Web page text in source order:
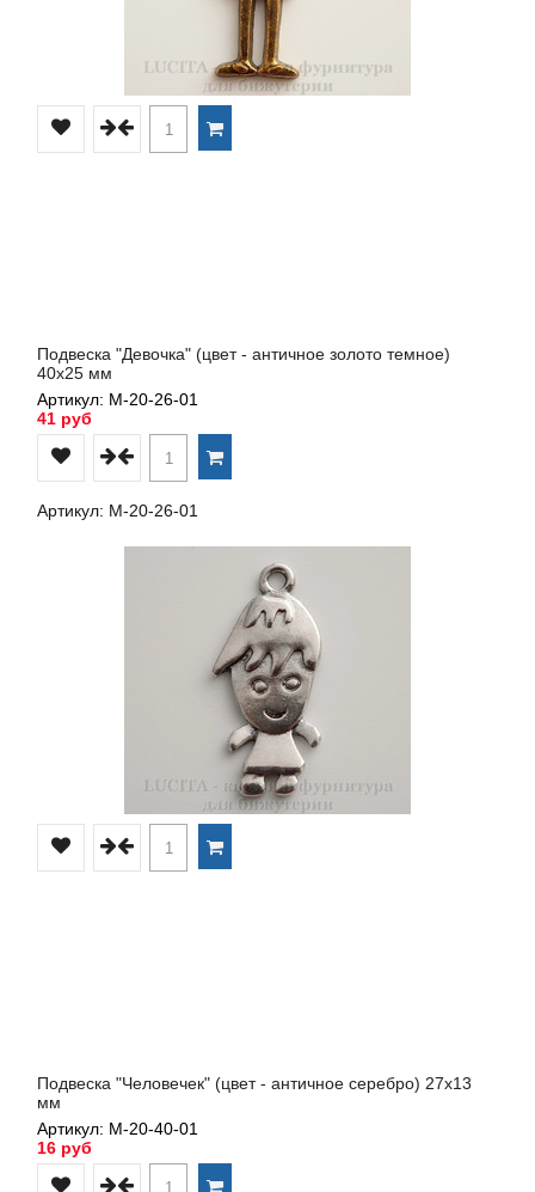
Подвеска "Девочка" (цвет - античное золото темное)
40х25 мм
Артикул: М-20-26-01
41 руб
Артикул: М-20-26-01
Подвеска "Человечек" (цвет - античное серебро) 27х13
мм
Артикул: М-20-40-01
16 руб